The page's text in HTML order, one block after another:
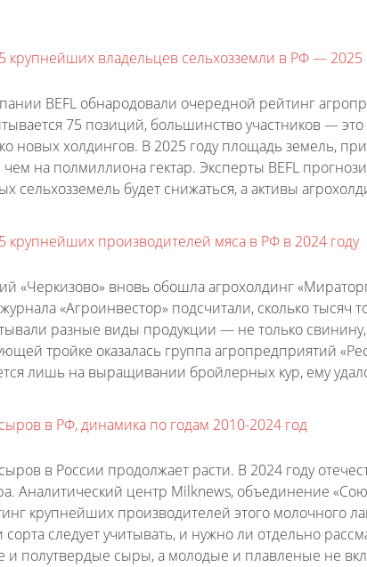
крупнейших владельцев сельхозземли в РФ — 2025
BEFL обнародовали очередной рейтинг
75 позиций, большинство участников —
новых холдингов. В 2025 году площадь земель,
на полмиллиона гектар. Эксперты BEFL
сельхозземель будет снижаться, а активы
крупнейших производителей мяса в РФ в 2024 году
«Черкизово» вновь обошла агрохолдинг
«Агроинвестор» подсчитали, сколько
разные виды продукции — не только свинину,
тройке оказалась группа агропредприятий
лишь на выращивании бройлерных кур, ему
в РФ, динамика по годам 2010-2024 год
в России продолжает расти. В 2024 году
Аналитический центр Milknews, объединение
крупнейших производителей этого молочного
следует учитывать, и нужно ли отдельно
и полутвердые сыры, а молодые и плавленые не